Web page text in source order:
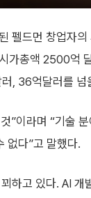
펠드먼 창업자
가총액 2500억
, 36억달러를 넘
”이라며 “기술
없다”고 말했다.
하고 있다. AI 개